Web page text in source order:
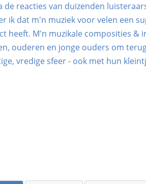
de reacties van duizenden
ik dat m'n muziek voor velen een
heeft. M'n muzikale composities &
ouderen en jonge ouders om
vredige sfeer - ook met hun